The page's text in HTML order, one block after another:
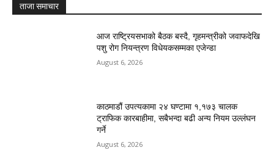
ताजा समाचार
आज राष्ट्रियसभाको बैठक बस्दै, गृहमन्त्रीको जवाफदेखि
पशु रोग नियन्त्रण विधेयकसम्मका एजेन्डा
August 6, 2026
काठमाडौं उपत्यकामा २४ घण्टामा १,१७३ चालक
ट्राफिक कारबाहीमा, सबैभन्दा बढी अन्य नियम उल्लंघन
गर्ने
August 6, 2026